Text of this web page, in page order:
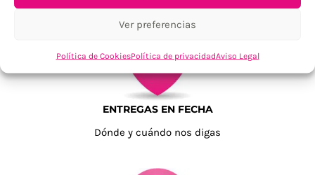
Ver preferencias
Política de CookiesPolítica de privacidadAviso Legal
ENTREGAS EN FECHA
Dónde y cuándo nos digas